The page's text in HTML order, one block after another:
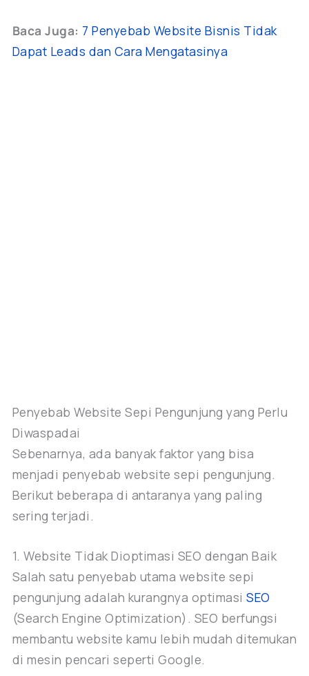
Baca Juga: 7 Penyebab Website Bisnis Tidak
Dapat Leads dan Cara Mengatasinya
Penyebab Website Sepi Pengunjung yang Perlu
Diwaspadai
Sebenarnya, ada banyak faktor yang bisa
menjadi penyebab website sepi pengunjung.
Berikut beberapa di antaranya yang paling
sering terjadi.
1. Website Tidak Dioptimasi SEO dengan Baik
Salah satu penyebab utama website sepi
pengunjung adalah kurangnya optimasi SEO
(Search Engine Optimization). SEO berfungsi
membantu website kamu lebih mudah ditemukan
di mesin pencari seperti Google.